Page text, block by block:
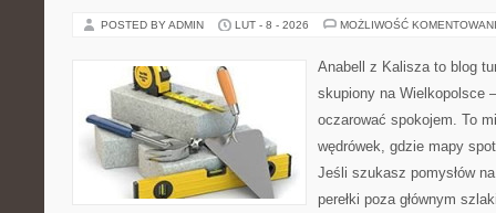
POSTED BY ADMIN LUT - 8 - 2026 MOŻLIWOŚĆ
Anabell z Kalisza to blog
skupiony na Wielkopolsce
oczarować spokojem. To
wędrówek, gdzie mapy
Jeśli szukasz pomysłów
perełki poza głównym